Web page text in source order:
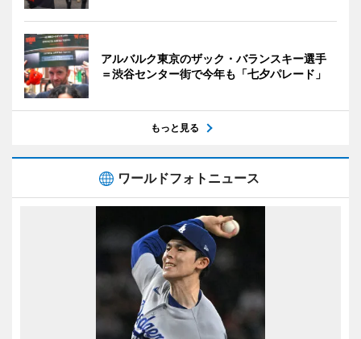
アルバルク東京のザック・バランスキー選手
＝渋谷センター街で今年も「七夕パレード」
もっと見る
ワールドフォトニュース